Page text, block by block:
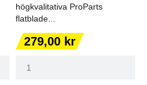
högkvalitativa ProParts
flatblade...
Pris
279,00 kr